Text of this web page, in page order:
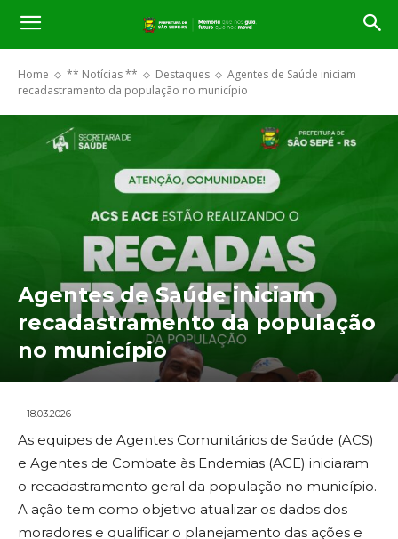
Home ** Notícias ** Destaques
Agentes de Saúde iniciam
recadastramento da população no município
Agentes de Saúde iniciam
recadastramento da população
no município
18.03.2026
As equipes de Agentes Comunitários de Saúde (ACS)
e Agentes de Combate às Endemias (ACE) iniciaram
o recadastramento geral da população no município.
A ação tem como objetivo atualizar os dados dos
moradores e qualificar o planejamento das ações e